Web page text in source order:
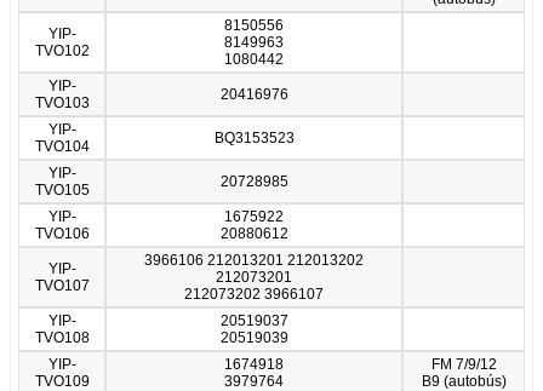
YIP-
TVO102
8150556
8149963
1080442
YIP-
TVO103
20416976
YIP-
TVO104
BQ3153523
YIP-
TVO105
20728985
YIP-
TVO106
1675922
20880612
YIP-
TVO107
3966106 212013201 212013202
212073201
212073202 3966107
YIP-
TVO108
20519037
20519039
YIP-
TVO109
1674918
3979764
FM 7/9/12
B9 (autobús)